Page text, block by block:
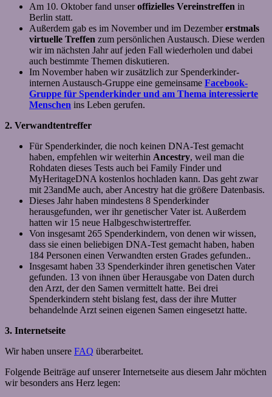
Am 10. Oktober fand unseroffizielles Vereinstreffen in
Berlin statt.
Außerdem gab es im November und im Dezembererstmals
virtuelle Treffen zum persönlichen Austausch. Diese werden
wir im nächsten Jahr auf jeden Fall wiederholen und dabei
auch bestimmte Themen diskutieren.
Im November haben wir zusätzlich zur Spenderkinder-
internen Austausch-Gruppe eine gemeinsame Facebook-
Gruppe für Spenderkinder und am Thema interessierte
Menschen ins Leben gerufen.
2. Verwandtentreffer
Für Spenderkinder, die noch keinen DNA-Test gemacht
haben, empfehlen wir weiterhin Ancestry, weil man die
Rohdaten dieses Tests auch bei Family Finder und
MyHeritageDNA kostenlos hochladen kann. Das geht zwar
mit 23andMe auch, aber Ancestry hat die größere Datenbasis.
Dieses Jahr haben mindestens 8 Spenderkinder
herausgefunden, wer ihr genetischer Vater ist. Außerdem
hatten wir 15 neue Halbgeschwistertreffer.
Von insgesamt 265 Spenderkindern, von denen wir wissen,
dass sie einen beliebigen DNA-Test gemacht haben, haben
184 Personen einen Verwandten ersten Grades gefunden..
Insgesamt haben 33 Spenderkinder ihren genetischen Vater
gefunden. 13 von ihnen über Herausgabe von Daten durch
den Arzt, der den Samen vermittelt hatte. Bei drei
Spenderkindern steht bislang fest, dass der ihre Mutter
behandelnde Arzt seinen eigenen Samen eingesetzt hatte.
3. Internetseite
Wir haben unsere FAQ überarbeitet.
Folgende Beiträge auf unserer Internetseite aus diesem Jahr möchten
wir besonders ans Herz legen: